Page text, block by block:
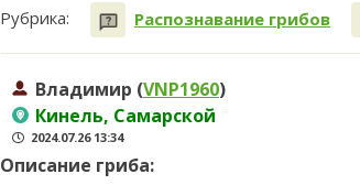
Рубрика: Распознавание грибов
Владимир (VNP1960)
Кинель, Самарской
2024.07.26 13:34
Описание гриба: